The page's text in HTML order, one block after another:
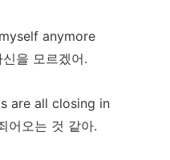
anymore
을 모르겠어.
are all closing in
어오는 것 같아.